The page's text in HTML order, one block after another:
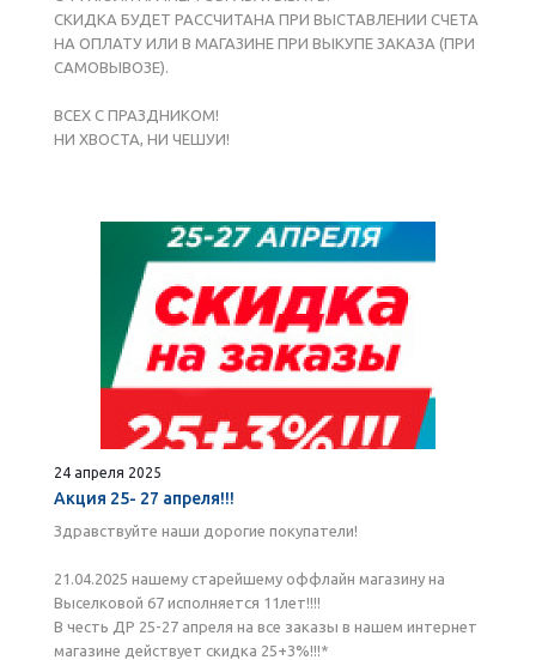
СКИДКА БУДЕТ РАССЧИТАНА ПРИ ВЫСТАВЛЕНИИ СЧЕТА
НА ОПЛАТУ ИЛИ В МАГАЗИНЕ ПРИ ВЫКУПЕ ЗАКАЗА (ПРИ
САМОВЫВОЗЕ).
ВСЕХ С ПРАЗДНИКОМ!
НИ ХВОСТА, НИ ЧЕШУИ!
24 апреля 2025
Акция 25- 27 апреля!!!
Здравствуйте наши дорогие покупатели!
21.04.2025 нашему старейшему оффлайн магазину на
Выселковой 67 исполняется 11лет!!!!
В честь ДР 25-27 апреля на все заказы в нашем интернет
магазине действует скидка 25+3%!!!*